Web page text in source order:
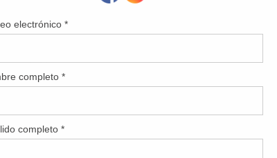
autores y no necesariamente reflejan la postura del medio.
y confiables.
cuando:
medios